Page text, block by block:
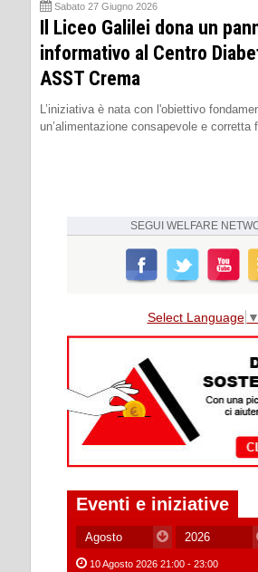
Sabato 27 Giugno 2026
Il Liceo Galilei dona un
informativo al Centro
ASST Crema
L’iniziativa è nata con l'obiettivo
un’alimentazione consapevole e corretta
SEGUI WELFARE
Select Language ▼
Eventi e iniziative
10 Agosto 2026 21:00 - 23:00